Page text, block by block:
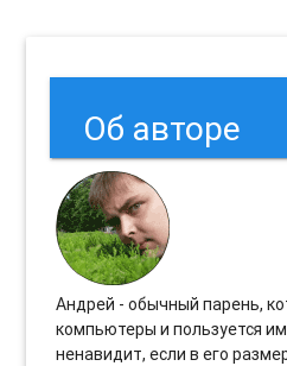
Об авторе
Андрей - обычный парень,
компьютеры и пользуется
ненавидит, если в его